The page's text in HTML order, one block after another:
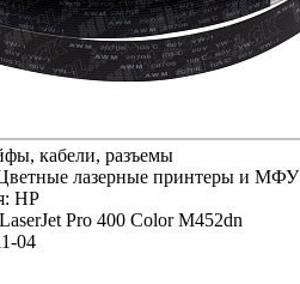
кабели, разъемы
лазерные принтеры и МФУ
HP
Pro 400 Color M452dn
04